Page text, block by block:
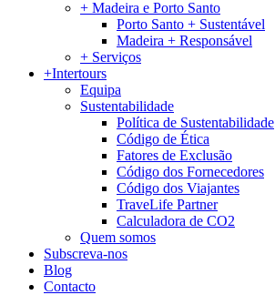
+ Madeira e Porto Santo
Porto Santo + Sustentável
Madeira + Responsável
+ Serviços
+Intertours
Equipa
Sustentabilidade
Política de Sustentabilidade
Código de Ética
Fatores de Exclusão
Código dos Fornecedores
Código dos Viajantes
TraveLife Partner
Calculadora de CO2
Quem somos
Subscreva-nos
Blog
Contacto